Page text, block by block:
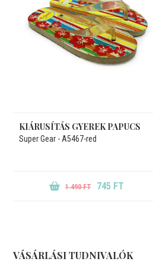
KIÁRUSÍTÁS GYEREK PAPUCS
Super Gear - A5467-red
1.490 FT 745 FT
VÁSÁRLÁSI TUDNIVALÓK